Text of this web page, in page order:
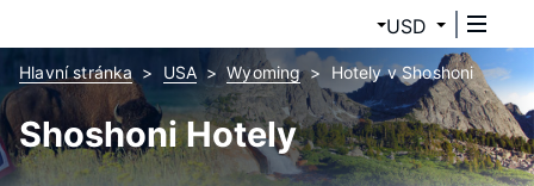
USD
Hlavní stránka USA Wyoming Hotely v Shoshoni
Shoshoni Hotely